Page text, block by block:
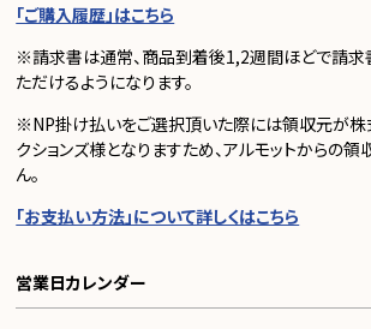
「ご購入履歴」はこちら
※請求書は通常、商品到着後1,2週間ほどで請求
ただけるようになります。
※NP掛け払いをご選択頂いた際には領収元が株
クションズ様となりますため、アルモットからの
ん。
「お支払い方法」について詳しくはこちら
営業日カレンダー